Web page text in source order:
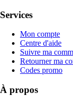
Services
Mon compte
Centre d'aide
Suivre ma
Retourner ma
Codes promo
À propos